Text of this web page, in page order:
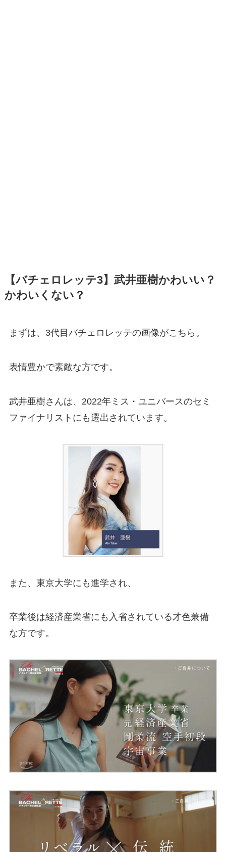
【バチェロレッテ3】武井亜樹かわいい？
かわいくない？
まずは、3代目バチェロレッテの画像がこちら。
表情豊かで素敵な方です。
武井亜樹さんは、2022年ミス・ユニバースのセミ
ファイナリストにも選出されています。
また、東京大学にも進学され、
卒業後は経済産業省にも入省されている才色兼備
な方です。